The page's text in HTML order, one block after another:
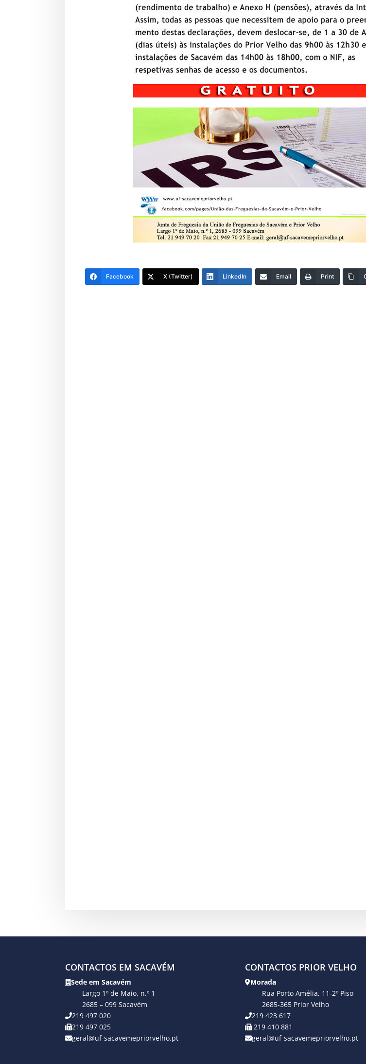
Facebook X (Twitter) LinkedIn Email Print
CONTACTOS EM SACAVÉM
Sede em Sacavém
Largo 1º de Maio, n.º 1
2685 – 099 Sacavém
219 497 020
219 497 025
geral@uf-sacavemepriorvelho.pt
CONTACTOS PRIOR VELHO
Morada
Rua Porto Amélia, 11-2º Piso
2685-365 Prior Velho
219 423 617
219 410 881
geral@uf-sacavemepriorvelho.pt